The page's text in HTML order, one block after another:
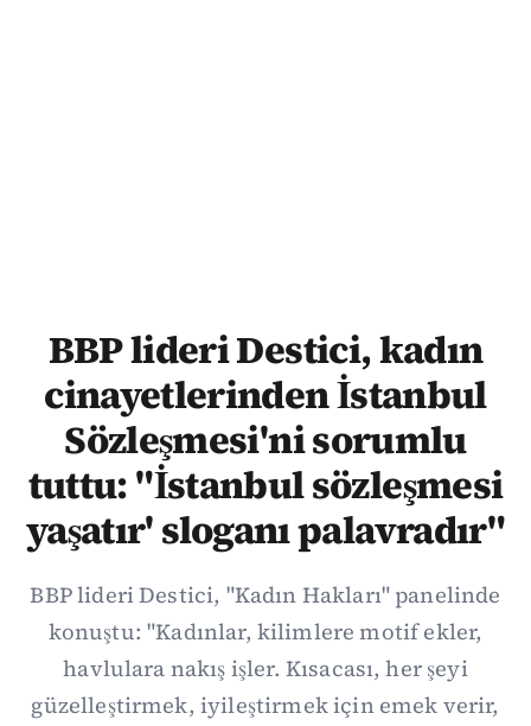
BBP lideri Destici, kadın
cinayetlerinden İstanbul
Sözleşmesi'ni sorumlu
tuttu: "İstanbul sözleşmesi
yaşatır' sloganı palavradır"
BBP lideri Destici, "Kadın Hakları" panelinde
konuştu: "Kadınlar, kilimlere motif ekler,
havlulara nakış işler. Kısacası, her şeyi
güzelleştirmek, iyileştirmek için emek verir,